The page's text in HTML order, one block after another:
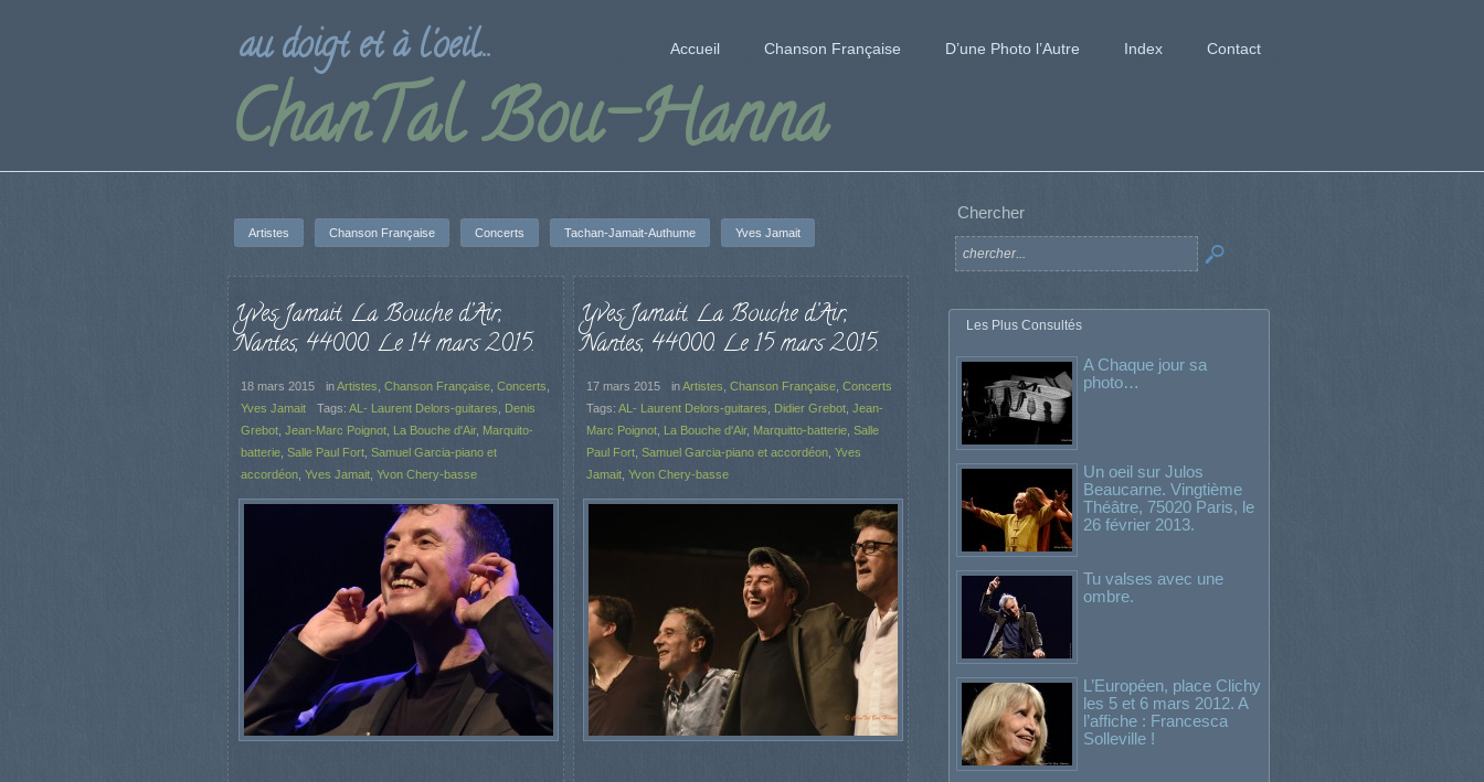
ChanTal Bou-Hanna
au doigt et à l'oeil... Accueil Chanson Française D’une Photo l’Autre Index Contact
Artistes Chanson Française Concerts Tachan-Jamait-Authume Yves Jamait
Yves Jamait. La Bouche d’Air,
Nantes, 44000. Le 14 mars 2015.
18 mars 2015 inArtistes Chanson Française Concerts
Yves Jamait
Tags: AL- Laurent Delors-guitares
Denis
Grebot Jean-Marc Poignot La Bouche d'Air, Marquito-
batterie Salle Paul Fort Samuel Garcia-piano et
accordéon Yves Jamait Yvon Chery-basse
Yves Jamait. La Bouche d’Air,
Nantes, 44000. Le 15 mars 2015.
17 mars 2015 inArtistes Chanson Française, Concerts
Tags: AL- Laurent Delors-guitares Didier Grebot, Jean-
Marc Poignot, La Bouche d'Air, Marquitto-batterie, Salle
Paul Fort, Samuel Garcia-piano et accordéon, Yves
Jamait, Yvon Chery-basse
Chercher
Les Plus Consultés
A Chaque jour sa
photo…
Un oeil sur Julos
Beaucarne. Vingtième
Théâtre, 75020 Paris, le
26 février 2013.
Tu valses avec une
ombre.
L’Européen, place Clichy
les 5 et 6 mars 2012. A
l’affiche : Francesca
Solleville !